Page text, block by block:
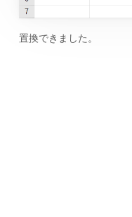
置換できました。